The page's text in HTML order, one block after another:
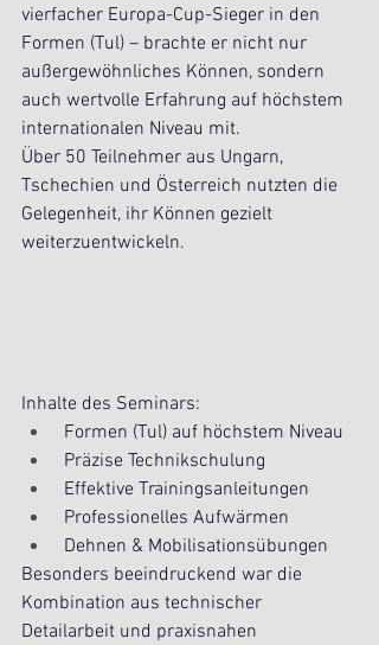
vierfacher Europa-Cup-Sieger in den
Formen (Tul) – brachte er nicht nur
außergewöhnliches Können, sondern
auch wertvolle Erfahrung auf höchstem
internationalen Niveau mit.
Über 50 Teilnehmer aus Ungarn,
Tschechien und Österreich nutzten die
Gelegenheit, ihr Können gezielt
weiterzuentwickeln.
Inhalte des Seminars:
Formen (Tul) auf höchstem Niveau
Präzise Technikschulung
Effektive Trainingsanleitungen
Professionelles Aufwärmen
Dehnen & Mobilisationsübungen
Besonders beeindruckend war die
Kombination aus technischer
Detailarbeit und praxisnahen